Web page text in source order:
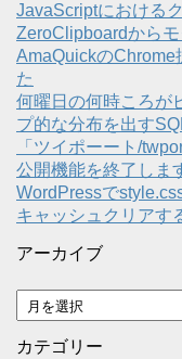
JavaScriptにおける
ZeroClipboardから
AmaQuickのChrome
た
何曜日の何時ころが
プ的な分布を出す
「ツイポーート/
公開機能を終了しま
WordPressで
キャッシュクリアす
アーカイブ
ア
ー
カ
カテゴリー